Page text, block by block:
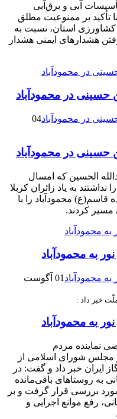
آبی و برق‌آبی
تأکید بر ممنوعیت مطلق
کشاورزی استان، نسبت به
هشدارهای ایمنی هشدار
حسینی در محمودآباد
04
حسینی در محمودآباد
الحسین که امسال
به یاد زائران کربلا
قاسم(ع) محمودآباد را با
مسیر کردند.
به محمودآباد
01 آگوست
خبر داد :
به محمودآباد
نماینده مردم
مجلس شورای اسلامی از
ایران خبر داد و گفت: در
به روستاهای باقی‌مانده
بررسی قرار گرفت و بر
رفع موانع اجرایی و